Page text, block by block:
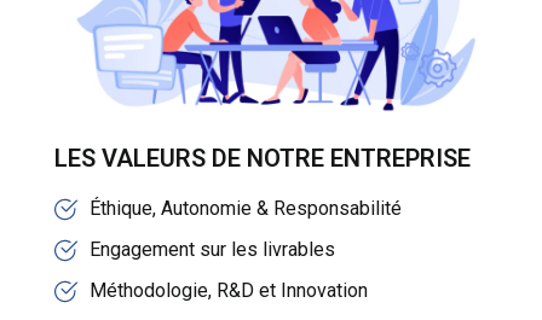
LES VALEURS DE NOTRE ENTREPRISE
Éthique, Autonomie & Responsabilité
Engagement sur les livrables
Méthodologie, R&D et Innovation